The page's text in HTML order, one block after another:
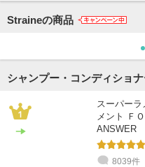
Straineの商品
シャンプー・コンディショ
スーパー
メント Ｆ
ANSWER
8039件